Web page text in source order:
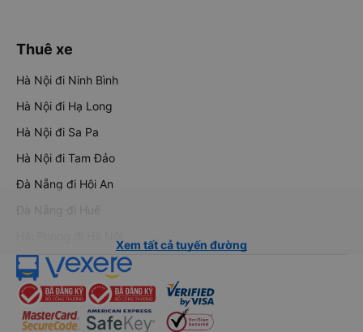
Thuê xe
Hà Nội đi Ninh Bình
Hà Nội đi Hạ Long
Hà Nội đi Sa Pa
Hà Nội đi Tam Đảo
Đà Nẵng đi Hội An
Đà Nẵng đi Huế
Xem tất cả tuyến đường